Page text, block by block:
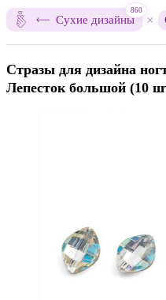
Сухие дизайны
860
×
Стразы для дизайна
Лепесток большой (10